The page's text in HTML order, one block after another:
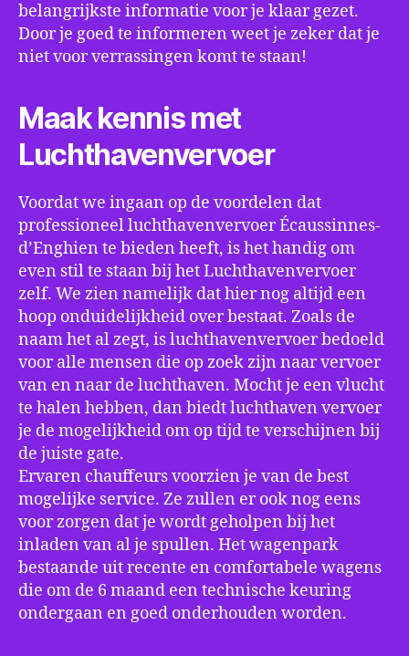
belangrijkste informatie voor je klaar gezet.
Door je goed te informeren weet je zeker dat je
niet voor verrassingen komt te staan!
Maak kennis met
Luchthavenvervoer
Voordat we ingaan op de voordelen dat
professioneel luchthavenvervoer Écaussinnes-
d’Enghien te bieden heeft, is het handig om
even stil te staan bij het Luchthavenvervoer
zelf. We zien namelijk dat hier nog altijd een
hoop onduidelijkheid over bestaat. Zoals de
naam het al zegt, is luchthavenvervoer bedoeld
voor alle mensen die op zoek zijn naar vervoer
van en naar de luchthaven. Mocht je een vlucht
te halen hebben, dan biedt luchthaven vervoer
je de mogelijkheid om op tijd te verschijnen bij
de juiste gate.
Ervaren chauffeurs voorzien je van de best
mogelijke service. Ze zullen er ook nog eens
voor zorgen dat je wordt geholpen bij het
inladen van al je spullen. Het wagenpark
bestaande uit recente en comfortabele wagens
die om de 6 maand een technische keuring
ondergaan en goed onderhouden worden.